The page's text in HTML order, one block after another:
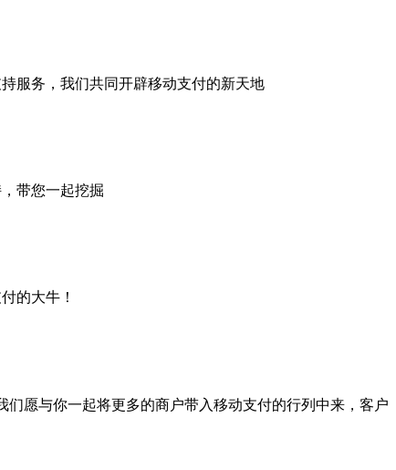
服务，我们共同开辟移动支付的新天地
带您一起挖掘
的大牛！
愿与你一起将更多的商户带入移动支付的行列中来，客户